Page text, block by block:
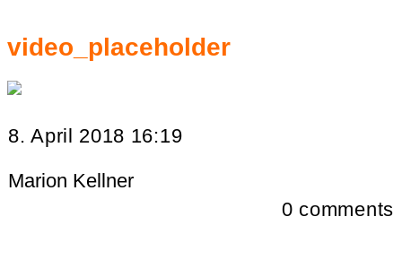
video_placeholder
8. April 2018 16:19
Marion Kellner
0 comments